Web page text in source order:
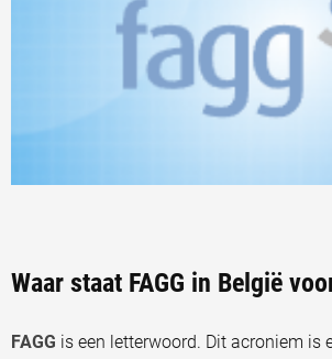
Waar staat FAGG in België
FAGG is een letterwoord. Dit acroniem is